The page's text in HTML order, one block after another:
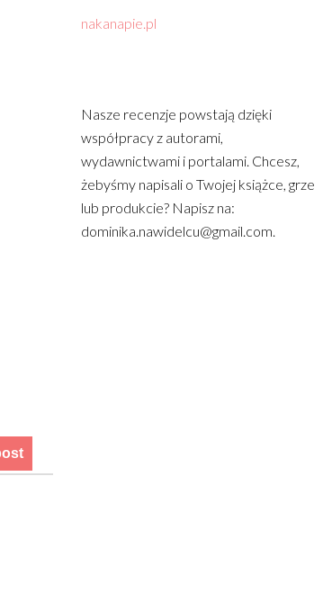
nakanapie.pl
Nasze recenzje powstają dzięki
współpracy z autorami,
wydawnictwami i portalami. Chcesz,
żebyśmy napisali o Twojej książce, grze
lub produkcie? Napisz na:
dominika.nawidelcu@gmail.com.